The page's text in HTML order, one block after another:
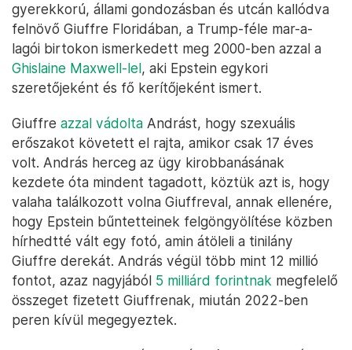
gyerekkorú, állami gondozásban és utcán kallódva
felnövő Giuffre Floridában, a Trump-féle mar-a-
lagói birtokon ismerkedett meg 2000-ben azzal a
Ghislaine Maxwell-lel, aki Epstein egykori
szeretőjeként és fő kerítőjeként ismert.
Giuffre azzal vádolta Andrást, hogy szexuális
erőszakot követett el rajta, amikor csak 17 éves
volt. András herceg az ügy kirobbanásának
kezdete óta mindent tagadott, köztük azt is, hogy
valaha találkozott volna Giuffreval, annak ellenére,
hogy Epstein bűntetteinek felgöngyölítése közben
hírhedtté vált egy fotó, amin átöleli a tinilány
Giuffre derekát. András végül több mint 12 millió
fontot, azaz nagyjából 5 milliárd forintnak megfelelő
összeget fizetett Giuffrenak, miután 2022-ben
peren kívül megegyeztek.